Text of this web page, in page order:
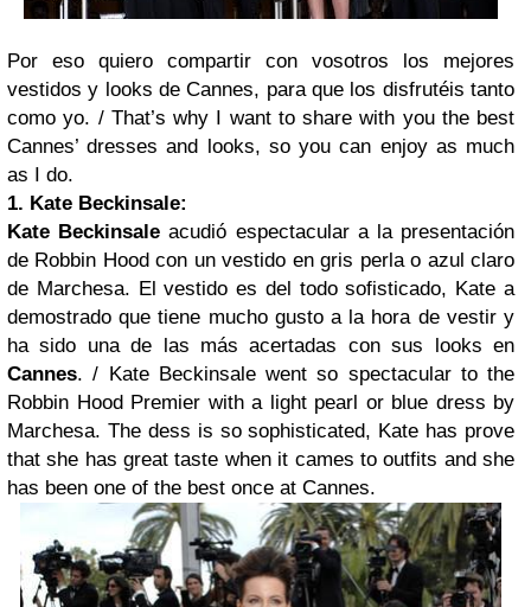
Por eso quiero compartir con vosotros los mejores
vestidos y looks de Cannes, para que los disfrutéis tanto
como yo. / That’s why I want to share with you the best
Cannes’ dresses and looks, so you can enjoy as much
as I do.
1. Kate Beckinsale:
Kate Beckinsale acudió espectacular a la presentación
de Robbin Hood con un vestido en gris perla o azul claro
de Marchesa. El vestido es del todo sofisticado, Kate a
demostrado que tiene mucho gusto a la hora de vestir y
ha sido una de las más acertadas con sus looks en
Cannes. / Kate Beckinsale went so spectacular to the
Robbin Hood Premier with a light pearl or blue dress by
Marchesa. The dess is so sophisticated, Kate has prove
that she has great taste when it cames to outfits and she
has been one of the best once at Cannes.